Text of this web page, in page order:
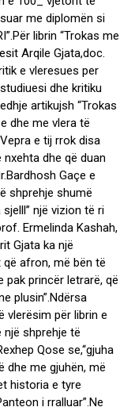
me diplomën si
librin “Trokas me
Arqile Gjata,doc.
e vleresues per
dhe kritiku
artikujsh “Trokas
dhe me vlera të
e tij rrok disa
dhe që duan
Gaçe e
shprehje shumë
një vizion të ri
Ermelinda Kashah,
Gjata ka një
afron, më bën të
pak princër letrarë, që
plusin”.Ndërsa
vlerësim për librin e
një shprehje të
Qose se,“gjuha
dhe me gjuhën, më
historia e tyre
i rralluar”.Ne